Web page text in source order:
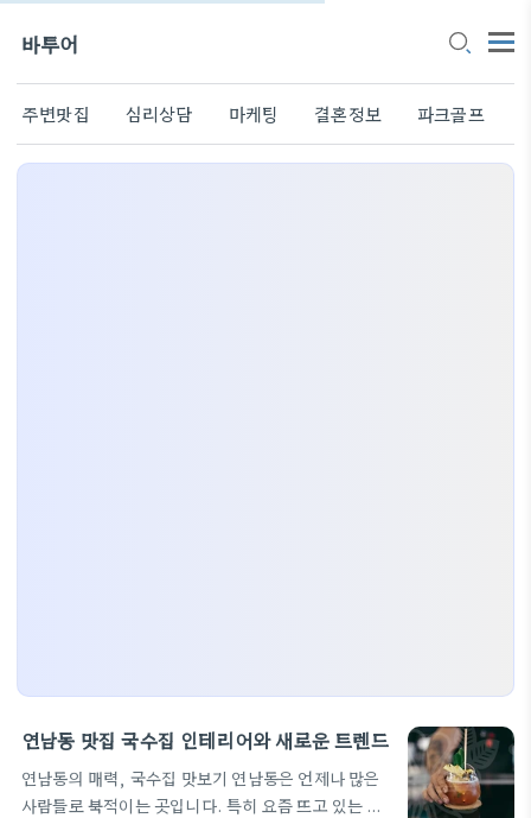
바투어
주변맛집 심리상담 마케팅 결혼정보 파크골프
연남동 맛집 국수집 인테리어와 새로운 트렌드
연남동의 매력, 국수집 맛보기 연남동은 언제나 많은
사람들로 북적이는 곳입니다. 특히 요즘 뜨고 있는 맛